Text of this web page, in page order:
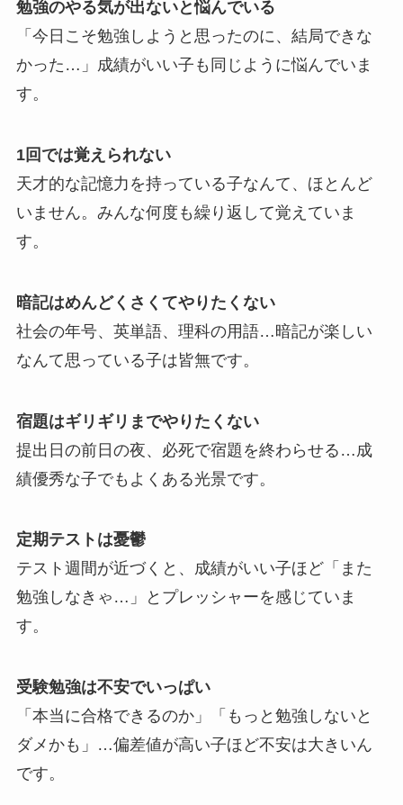
勉強のやる気が出ないと悩んでいる
「今日こそ勉強しようと思ったのに、結局できな
かった…」成績がいい子も同じように悩んでいま
す。
1回では覚えられない
天才的な記憶力を持っている子なんて、ほとんど
いません。みんな何度も繰り返して覚えていま
す。
暗記はめんどくさくてやりたくない
社会の年号、英単語、理科の用語…暗記が楽しい
なんて思っている子は皆無です。
宿題はギリギリまでやりたくない
提出日の前日の夜、必死で宿題を終わらせる…成
績優秀な子でもよくある光景です。
定期テストは憂鬱
テスト週間が近づくと、成績がいい子ほど「また
勉強しなきゃ…」とプレッシャーを感じていま
す。
受験勉強は不安でいっぱい
「本当に合格できるのか」「もっと勉強しないと
ダメかも」…偏差値が高い子ほど不安は大きいん
です。